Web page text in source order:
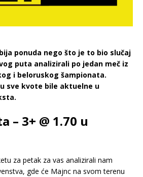
ponuda nego što je to bio slučaj
puta analizirali po jedan meč iz
i beloruskog šampionata.
sve kvote bile aktuelne u
– 3+ @ 1.70 u
za petak za vas analizirali nam
gde će Majnc na svom terenu